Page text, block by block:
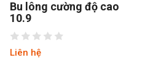
Bu lông cường độ cao
10.9
Liên hệ